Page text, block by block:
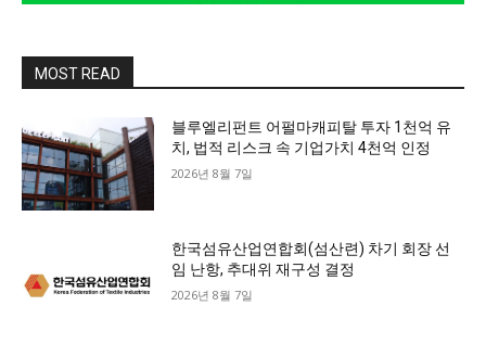
MOST READ
블루엘리펀트 어펄마캐피탈 투자 1천억 유
치, 법적 리스크 속 기업가치 4천억 인정
2026년 8월 7일
한국섬유산업연합회(섬산련) 차기 회장 선
임 난항, 추대위 재구성 결정
2026년 8월 7일